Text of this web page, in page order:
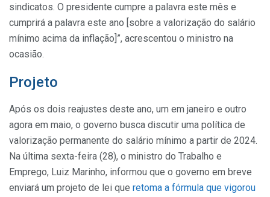
sindicatos. O presidente cumpre a palavra este mês e
cumprirá a palavra este ano [sobre a valorização do salário
mínimo acima da inflação]”, acrescentou o ministro na
ocasião.
Projeto
Após os dois reajustes deste ano, um em janeiro e outro
agora em maio, o governo busca discutir uma política de
valorização permanente do salário mínimo a partir de 2024.
Na última sexta-feira (28), o ministro do Trabalho e
Emprego, Luiz Marinho, informou que o governo em breve
enviará um projeto de lei que retoma a fórmula que vigorou